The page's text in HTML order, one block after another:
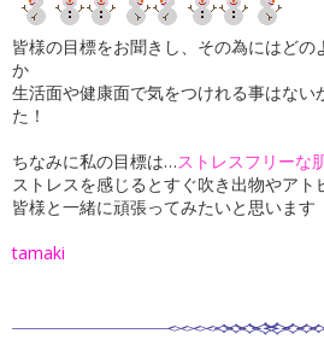
皆様の目標をお聞きし、その為にはどの
か
生活面や健康面で気をつけれる事はない
た！
ちなみに私の目標は…ストレスフリーな
ストレスを感じるとすぐ吹き出物やアト
皆様と一緒に頑張ってみたいと思います
tamaki